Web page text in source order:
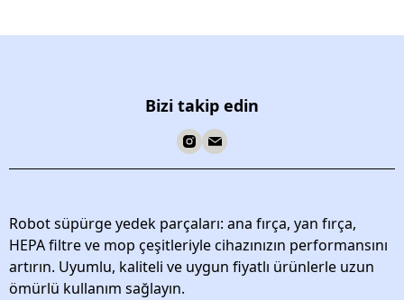
Bizi takip edin
Robot süpürge yedek parçaları: ana fırça, yan fırça,
HEPA filtre ve mop çeşitleriyle cihazınızın performansını
artırın. Uyumlu, kaliteli ve uygun fiyatlı ürünlerle uzun
ömürlü kullanım sağlayın.